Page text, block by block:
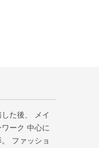
た後、 メイ
ーク 中心に
ファッショ